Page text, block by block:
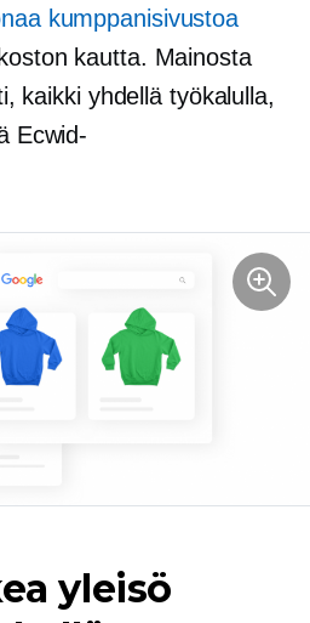
kumppanisivustoa
kautta. Mainosta
kaikki yhdellä työkalulla,
Ecwid-
yleisö